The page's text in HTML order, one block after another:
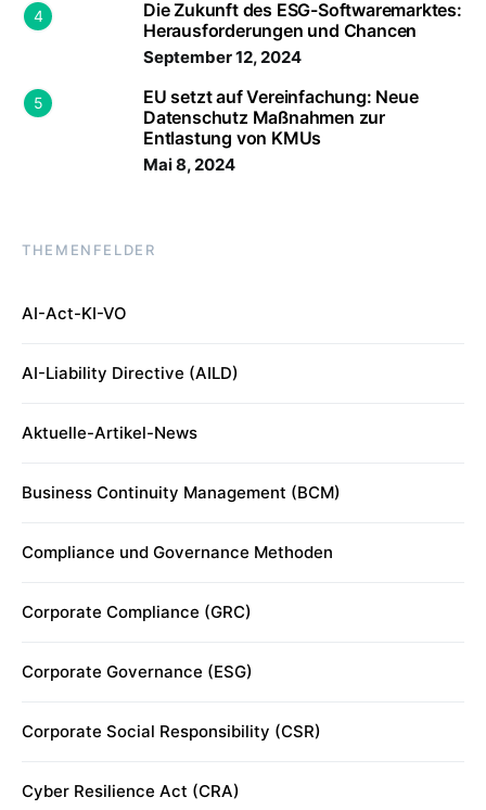
4
Die Zukunft des ESG-Softwaremarktes:
Herausforderungen und Chancen
September 12, 2024
5
EU setzt auf Vereinfachung: Neue
Datenschutz Maßnahmen zur
Entlastung von KMUs
Mai 8, 2024
THEMENFELDER
AI-Act-KI-VO
AI-Liability Directive (AILD)
Aktuelle-Artikel-News
Business Continuity Management (BCM)
Compliance und Governance Methoden
Corporate Compliance (GRC)
Corporate Governance (ESG)
Corporate Social Responsibility (CSR)
Cyber Resilience Act (CRA)